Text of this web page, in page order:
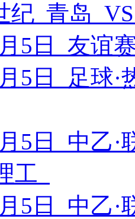
纪 青岛
月5日 友谊
5日 足球
5日 中乙
工
5日 中乙